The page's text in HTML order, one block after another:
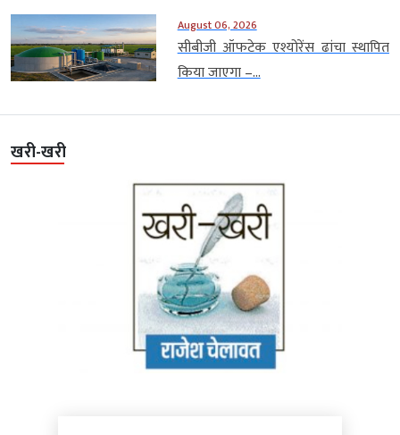
August 06, 2026
सीबीजी ऑफटेक एश्योरेंस ढांचा स्थापित
किया जाएगा –...
खरी-खरी